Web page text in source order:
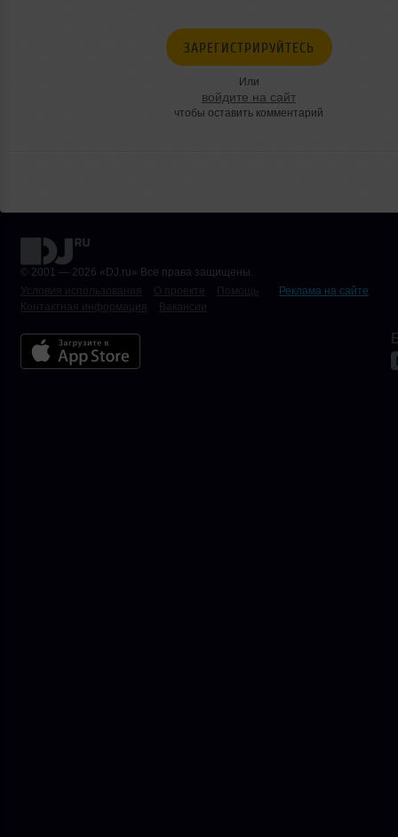
ЗАРЕГИСТРИРУЙТЕСЬ
Или
войдите на сайт
чтобы оставить комментарий
© 2001 — 2026 «DJ.ru» Все права защищены.
Условия использования
О проекте Помощь
Реклама на сайте
Контактная информация
Вакансии